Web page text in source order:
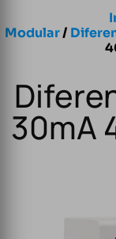
Modular/
30mA